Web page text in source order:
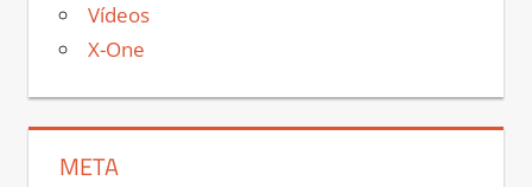
Vídeos
X-One
META